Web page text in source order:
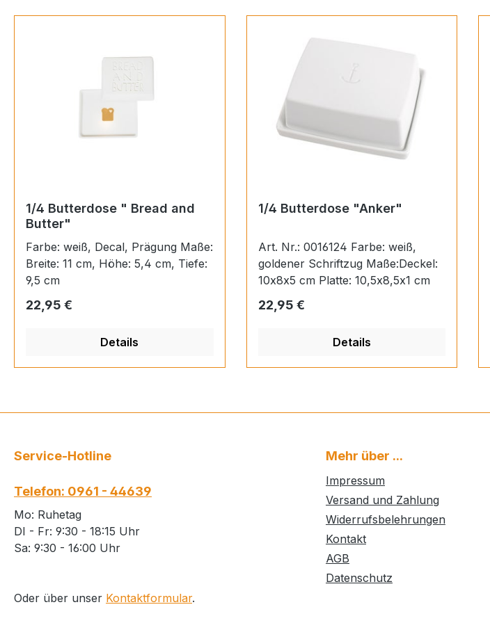
1/4 Butterdose " Bread and
Butter"
Farbe: weiß, Decal, Prägung Maße:
Breite: 11 cm, Höhe: 5,4 cm, Tiefe:
9,5 cm
Regulärer Preis:
22,95 €
Details
1/4 Butterdose "Anker"
Art. Nr.: 0016124 Farbe: weiß,
goldener Schriftzug Maße:Deckel:
10x8x5 cm Platte: 10,5x8,5x1 cm
Regulärer Preis:
22,95 €
Details
Service-Hotline
Telefon: 0961 - 44639
Mo: Ruhetag
DI - Fr: 9:30 - 18:15 Uhr
Sa: 9:30 - 16:00 Uhr
Oder über unser Kontaktformular.
Mehr über ...
Impressum
Versand und Zahlung
Widerrufsbelehrungen
Kontakt
AGB
Datenschutz